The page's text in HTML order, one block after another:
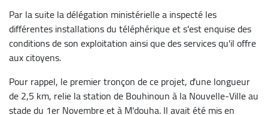
Par la suite la délégation ministérielle a inspecté les
différentes installations du téléphérique et s'est enquise des
conditions de son exploitation ainsi que des services qu'il offre
aux citoyens.
Pour rappel, le premier tronçon de ce projet, d'une longueur
de 2,5 km, relie la station de Bouhinoun à la Nouvelle-Ville au
stade du 1er Novembre et à M'douha. Il avait été mis en